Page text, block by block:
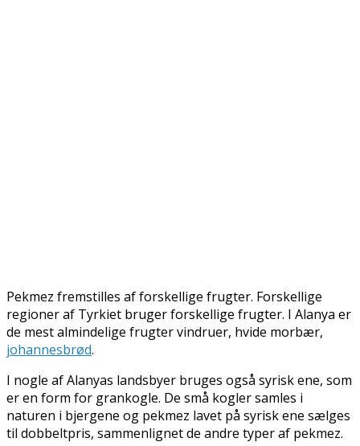
Pekmez fremstilles af forskellige frugter. Forskellige
regioner af Tyrkiet bruger forskellige frugter. I Alanya er
de mest almindelige frugter vindruer, hvide morbær,
johannesbrød.
I nogle af Alanyas landsbyer bruges også syrisk ene, som
er en form for grankogle. De små kogler samles i
naturen i bjergene og pekmez lavet på syrisk ene sælges
til dobbeltpris, sammenlignet de andre typer af pekmez.